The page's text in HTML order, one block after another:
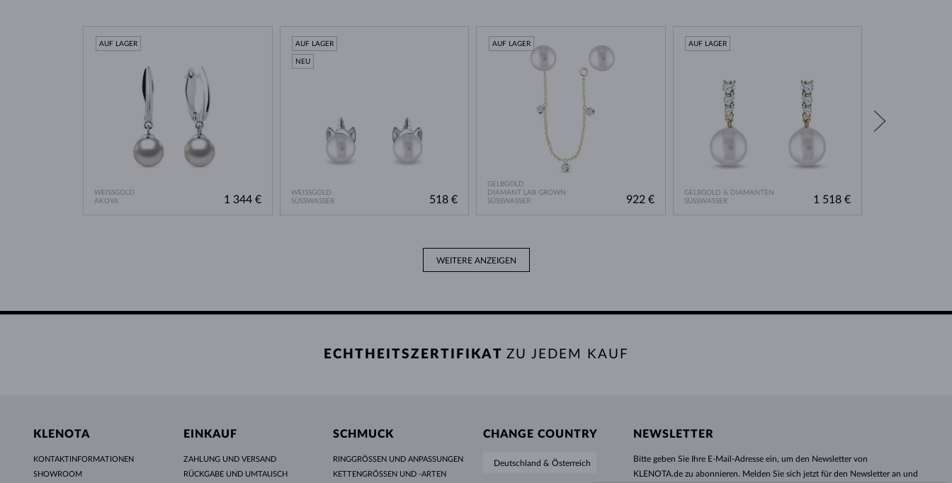
WEISSGOLD
AKOYA
AUF LAGER
1 344 €
WEISSGOLD
SÜSSWASSER
AUF LAGER
NEU
518 €
GELBGOLD
DIAMANT LAB GROWN
SÜSSWASSER
AUF LAGER
922 €
GELBGOLD & DIAMANTEN
SÜSSWASSER
AUF LAGER
1 518 €
WEITERE ANZEIGEN
ECHTHEITSZERTIFIKAT ZU JEDEM KAUF
KLENOTA
KONTAKTINFORMATIONEN
SHOWROOM
EINKAUF
ZAHLUNG UND VERSAND
RÜCKGABE UND UMTAUSCH
SCHMUCK
RINGGRÖSSEN UND ANPASSUNGEN
KETTENGRÖSSEN UND -ARTEN
CHANGE COUNTRY
Deutschland & Österreich
NEWSLETTER
Bitte geben Sie Ihre E-Mail-Adresse ein, um den Newsletter von
KLENOTA.de zu abonnieren. Melden Sie sich jetzt für den Newsletter an und